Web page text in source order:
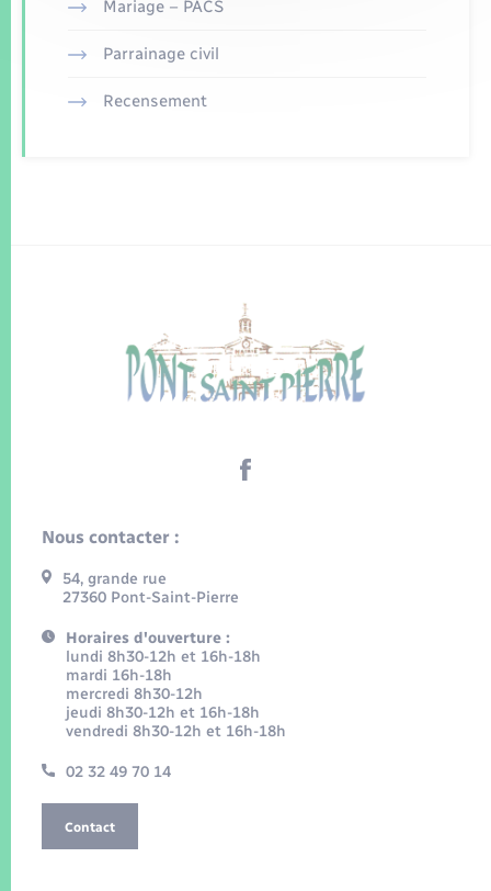
Mariage – PACS
Parrainage civil
Recensement
Nous contacter :
54, grande rue
27360 Pont-Saint-Pierre
Horaires d'ouverture :
lundi 8h30-12h et 16h-18h
mardi 16h-18h
mercredi 8h30-12h
jeudi 8h30-12h et 16h-18h
vendredi 8h30-12h et 16h-18h
02 32 49 70 14
Contact